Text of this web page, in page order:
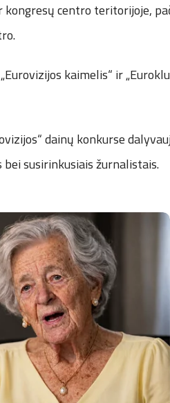
centro teritorijoje,
kaimelis“ ir
dainų konkurse
susirinkusiais žurnalistais.